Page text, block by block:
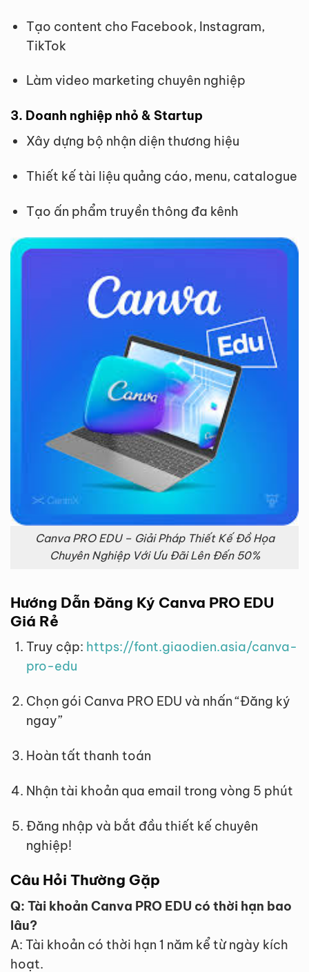
Tạo content cho Facebook, Instagram,
TikTok
Làm video marketing chuyên nghiệp
3. Doanh nghiệp nhỏ & Startup
Xây dựng bộ nhận diện thương hiệu
Thiết kế tài liệu quảng cáo, menu, catalogue
Tạo ấn phẩm truyền thông đa kênh
Canva PRO EDU – Giải Pháp Thiết Kế Đồ Họa
Chuyên Nghiệp Với Ưu Đãi Lên Đến 50%
Hướng Dẫn Đăng Ký Canva PRO EDU
Giá Rẻ
Truy cập: https://font.giaodien.asia/canva-
pro-edu
Chọn gói Canva PRO EDU và nhấn “Đăng ký
ngay”
Hoàn tất thanh toán
Nhận tài khoản qua email trong vòng 5 phút
Đăng nhập và bắt đầu thiết kế chuyên
nghiệp!
Câu Hỏi Thường Gặp
Q: Tài khoản Canva PRO EDU có thời hạn bao
lâu?
A: Tài khoản có thời hạn 1 năm kể từ ngày kích
hoạt.